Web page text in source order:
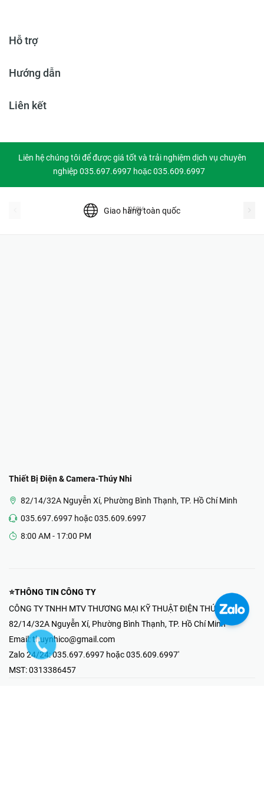
Hỗ trợ
Hướng dẫn
Liên kết
Liên hệ chúng tôi để được giá tốt và trải nghiệm dịch vụ chuyên
nghiệp 035.697.6997 hoặc 035.609.6997
Giao hàng toàn quốc
prev
Thiết Bị Điện & Camera-Thúy Nhi
82/14/32A Nguyễn Xí, Phường Bình Thạnh, TP. Hồ Chí Minh
035.697.6997 hoặc 035.609.6997
8:00 AM - 17:00 PM
⭐THÔNG TIN CÔNG TY
CÔNG TY TNHH MTV THƯƠNG MẠI KỸ THUẬT ĐIỆN THÚY NHI
82/14/32A Nguyễn Xí, Phường Bình Thạnh, TP. Hồ Chí Minh
Email: thuynhico@gmail.com
Zalo 24/24:035.697.6997 hoặc 035.609.6997'
MST:0313386457